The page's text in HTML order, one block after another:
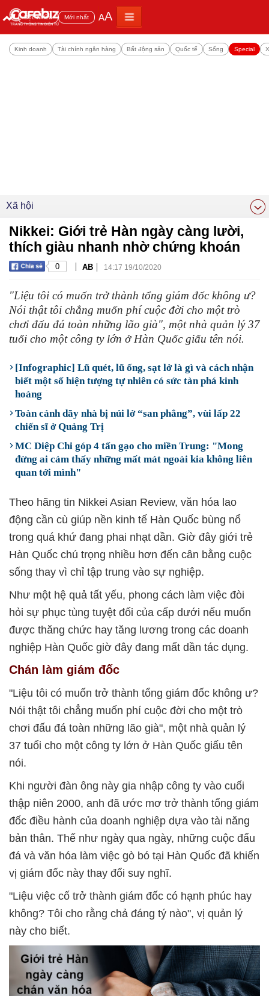
Đọc nhiều Mới nhất AA
Kinh doanh Tài chính ngân hàng Bất động sản Quốc tế Sống Special
Xã hội
Nikkei: Giới trẻ Hàn ngày càng lười,
thích giàu nhanh nhờ chứng khoán
0 | AB | 14:17 19/10/2020
"Liệu tôi có muốn trở thành tổng giám đốc không ư?
Nói thật tôi chẳng muốn phí cuộc đời cho một trò
chơi đấu đá toàn những lão già", một nhà quản lý 37
tuổi cho một công ty lớn ở Hàn Quốc giấu tên nói.
[Infographic] Lũ quét, lũ ống, sạt lở là gì và cách nhận
biết một số hiện tượng tự nhiên có sức tàn phá kinh
hoàng
Toàn cảnh dãy nhà bị núi lở “san phẳng”, vùi lấp 22
chiến sĩ ở Quảng Trị
MC Diệp Chi góp 4 tấn gạo cho miền Trung: "Mong
đừng ai cảm thấy những mất mát ngoài kia không liên
quan tới mình"
Theo hãng tin Nikkei Asian Review, văn hóa lao
động cần cù giúp nền kinh tế Hàn Quốc bùng nổ
trong quá khứ đang phai nhạt dần. Giờ đây giới trẻ
Hàn Quốc chú trọng nhiều hơn đến cân bằng cuộc
sống thay vì chỉ tập trung vào sự nghiệp.
Như một hệ quả tất yếu, phong cách làm việc đòi
hỏi sự phục tùng tuyệt đối của cấp dưới nếu muốn
được thăng chức hay tăng lương trong các doanh
nghiệp Hàn Quốc giờ đây đang mất dần tác dụng.
Chán làm giám đốc
"Liệu tôi có muốn trở thành tổng giám đốc không ư?
Nói thật tôi chẳng muốn phí cuộc đời cho một trò
chơi đấu đá toàn những lão già", một nhà quản lý
37 tuổi cho một công ty lớn ở Hàn Quốc giấu tên
nói.
Khi người đàn ông này gia nhập công ty vào cuối
thập niên 2000, anh đã ước mơ trở thành tổng giám
đốc điều hành của doanh nghiệp dựa vào tài năng
bản thân. Thế như ngày qua ngày, những cuộc đấu
đá và văn hóa làm việc gò bó tại Hàn Quốc đã khiến
vị giám đốc này thay đổi suy nghĩ.
"Liệu việc cố trở thành giám đốc có hạnh phúc hay
không? Tôi cho rằng chả đáng tý nào", vị quản lý
này cho biết.